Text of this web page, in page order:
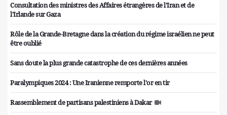
Consultation des ministres des Affaires étrangères de l'Iran et de
l'Irlande sur Gaza
Rôle de la Grande-Bretagne dans la création du régime israélien ne peut
être oublié
Sans doute la plus grande catastrophe de ces dernières années
Paralympiques 2024 : Une Iranienne remporte l'or en tir
Rassemblement de partisans palestiniens à Dakar